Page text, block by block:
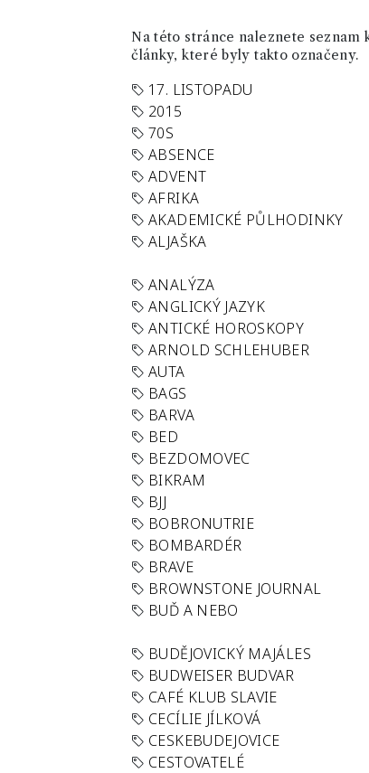
Na této stránce naleznete seznam
články, které byly takto označeny.
17. LISTOPADU
2015
70S
ABSENCE
ADVENT
AFRIKA
AKADEMICKÉ PŮLHODINKY
ALJAŠKA
ANALÝZA
ANGLICKÝ JAZYK
ANTICKÉ HOROSKOPY
ARNOLD SCHLEHUBER
AUTA
BAGS
BARVA
BED
BEZDOMOVEC
BIKRAM
BJJ
BOBRONUTRIE
BOMBARDÉR
BRAVE
BROWNSTONE JOURNAL
BUĎ A NEBO
BUDĚJOVICKÝ MAJÁLES
BUDWEISER BUDVAR
CAFÉ KLUB SLAVIE
CECÍLIE JÍLKOVÁ
CESKEBUDEJOVICE
CESTOVATELÉ